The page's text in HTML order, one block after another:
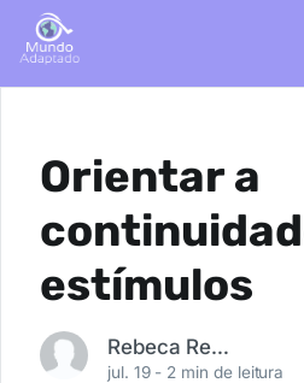
Orientar a
estímulos
Rebeca Rehder
jul. 19 - 2 min de leitura